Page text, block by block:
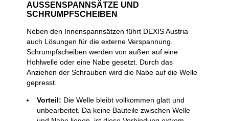
AUSSENSPANNSÄTZE UND S
CHRUMPFSCHEIBEN
Neben den Innenspannsätzen führt DEXIS Austria
auch Lösungen für die externe Verspannung.
Schrumpfscheiben werden von außen auf eine
Hohlwelle oder eine Nabe gesetzt. Durch das
Anziehen der Schrauben wird die Nabe auf die Welle
gepresst.
Vorteil: Die Welle bleibt vollkommen glatt und
unbearbeitet. Da keine Bauteile zwischen Welle